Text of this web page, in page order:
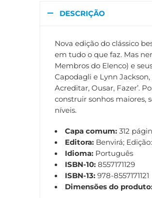
DESCRIÇÃO
Nova edição do clássico
em tudo o que faz. Mas
Membros do Elenco) e
Capodagli e Lynn
Acreditar, Ousar, Fazer’.
construir sonhos maiores,
níveis.
Capa comum:312
Editora:Benvirá;
Idioma:Português
ISBN-10:8557171129
ISBN-13:978-8557171121
Dimensões do